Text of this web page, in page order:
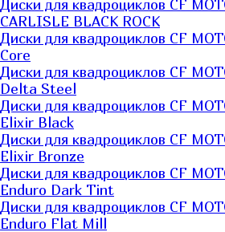
Диски для квадроциклов CF
CARLISLE BLACK ROCK
Диски для квадроциклов CF
Core
Диски для квадроциклов CF
Delta Steel
Диски для квадроциклов CF
Elixir Black
Диски для квадроциклов CF
Elixir Bronze
Диски для квадроциклов CF
Enduro Dark Tint
Диски для квадроциклов CF
Enduro Flat Mill